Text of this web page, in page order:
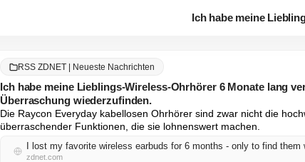
Ich habe meine
RSS ZDNET | Neueste Nachrichten
Ich habe meine Lieblings-Wireless-Ohrhörer 6 Monate lang
Überraschung wiederzufinden.
Die Raycon Everyday kabellosen Ohrhörer sind zwar nicht die
überraschender Funktionen, die sie lohnenswert machen.
I lost my favorite wireless earbuds for 6 months - only to find them
zdnet.com